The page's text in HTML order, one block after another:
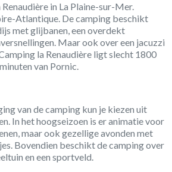
in La Plaine-sur-Mer.
Atlantique. De camping beschikt
met glijbanen, een overdekt
Maar ook over een jacuzzi
la Renaudière ligt slecht 1800
van Pornic.
van de camping kun je kiezen uit
In het hoogseizoen is er animatie voor
maar ook gezellige avonden met
Bovendien beschikt de camping over
en een sportveld.